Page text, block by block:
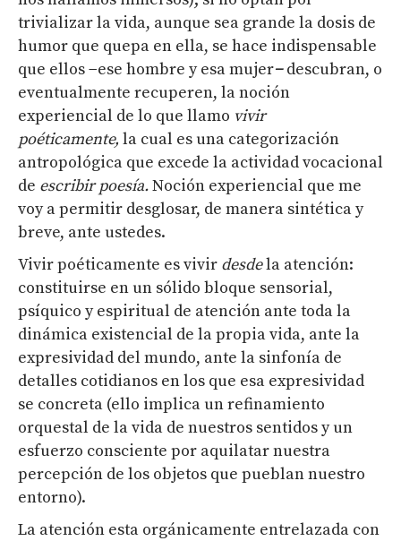
trivializar la vida, aunque sea grande la dosis de
humor que quepa en ella, se hace indispensable
que ellos −ese hombre y esa mujer−descubran, o
eventualmente recuperen, la noción
experiencial de lo que llamo vivir
poéticamente, la cual es una categorización
antropológica que excede la actividad vocacional
de escribir poesía.Noción experiencial que me
voy a permitir desglosar, de manera sintética y
breve, ante ustedes.
Vivir poéticamente es vivir desdela atención:
constituirse en un sólido bloque sensorial,
psíquico y espiritual de atención ante toda la
dinámica existencial de la propia vida, ante la
expresividad del mundo, ante la sinfonía de
detalles cotidianos en los que esa expresividad
se concreta (ello implica un refinamiento
orquestal de la vida de nuestros sentidos y un
esfuerzo consciente por aquilatar nuestra
percepción de los objetos que pueblan nuestro
entorno).
La atención esta orgánicamente entrelazada con